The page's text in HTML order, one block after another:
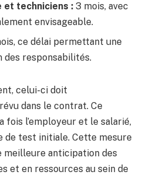
et techniciens : 3 mois, avec
envisageable.
ce délai permettant une
des responsabilités.
celui-ci doit
dans le contrat. Ce
fois l’employeur et le salarié,
de test initiale. Cette mesure
meilleure anticipation des
et en ressources au sein de